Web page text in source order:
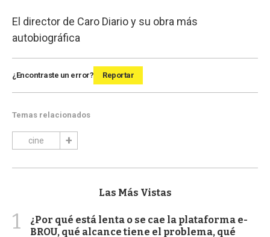
El director de Caro Diario y su obra más
autobiográfica
¿Encontraste un error? Reportar
Temas relacionados
cine
Las Más Vistas
1
¿Por qué está lenta o se cae la plataforma e-
BROU, qué alcance tiene el problema, qué